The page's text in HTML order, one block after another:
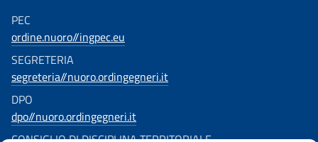
PEC
ordine.nuoro//ingpec.eu
SEGRETERIA
segreteria//nuoro.ordingegneri.it
DPO
dpo//nuoro.ordingegneri.it